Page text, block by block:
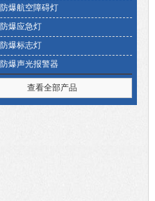
防爆航空障碍灯
防爆应急灯
防爆标志灯
防爆声光报警器
查看全部产品